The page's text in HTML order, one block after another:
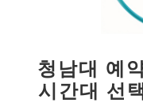
청남대 예
시간대 선